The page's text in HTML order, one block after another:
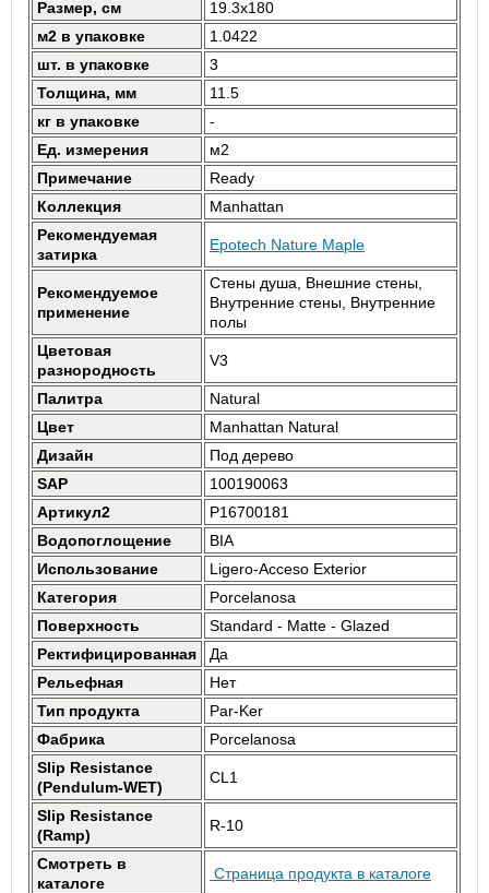
Размер, см
19.3x180
м2 в упаковке
1.0422
шт. в упаковке
3
Толщина, мм
11.5
кг в упаковке
-
Ед. измерения
м2
Примечание
Ready
Коллекция
Manhattan
Рекомендуемая
затирка
Epotech Nature Maple
Рекомендуемое
применение
Стены душа, Внешние стены,
Внутренние стены, Внутренние
полы
Цветовая
разнородность
V3
Палитра
Natural
Цвет
Manhattan Natural
Дизайн
Под дерево
SAP
100190063
Артикул2
P16700181
Водопоглощение
BIA
Использование
Ligero-Acceso Exterior
Категория
Porcelanosa
Поверхность
Standard - Matte - Glazed
Ректифицированная
Да
Рельефная
Нет
Тип продукта
Par-Ker
Фабрика
Porcelanosa
Slip Resistance
(Pendulum-WET)
CL1
Slip Resistance
(Ramp)
R-10
Смотреть в
каталоге
Страница продукта в каталоге